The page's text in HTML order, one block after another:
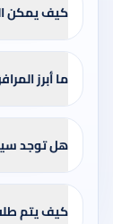
كيف يمكن
ما أبرز
هل توجد
كيف يتم